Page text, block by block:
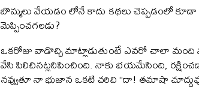
బొమ్మలు వేయడం లోనే కాదు కథలు చెప్పడంలో
మెప్పించగలడు?
ఒకరోజు వాడొచ్చి మాట్లాడుతుంటే ఎవరో చాలా మంది
వేసి పిలిచినట్లనిపించింది. నాకు భయమేసింది,
నవ్వుతూ నా భుజాన ఒకటి చరిచి “దా! తమాషా